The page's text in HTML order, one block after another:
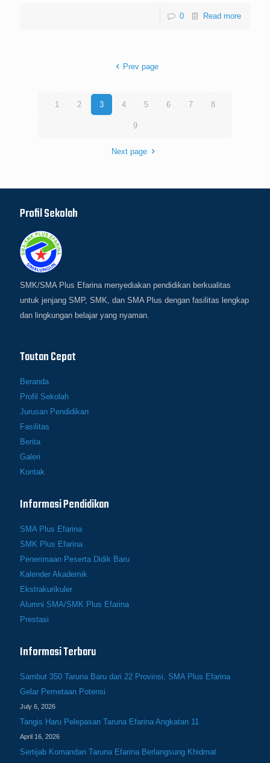
0 Read more
Prev page
1 2 3 4 5 6 7 8
9
Next page
Profil Sekolah
SMK/SMA Plus Efarina menyediakan pendidikan berkualitas
untuk jenjang SMP, SMK, dan SMA Plus dengan fasilitas lengkap
dan lingkungan belajar yang nyaman.
Tautan Cepat
Beranda
Profil Sekolah
Jurusan Pendidikan
Fasilitas
Berita
Galeri
Kontak
Informasi Pendidikan
SMA Plus Efarina
SMK Plus Efarina
Penerimaan Peserta Didik Baru
Kalender Akademik
Ekstrakurikuler
Alumni SMA/SMK Plus Efarina
Prestasi
Informasi Terbaru
Sambut 350 Taruna Baru dari 22 Provinsi, SMA Plus Efarina
Gelar Pemetaan Potensi
July 6, 2026
Tangis Haru Pelepasan Taruna Efarina Angkatan 11
April 16, 2026
Sertijab Komandan Taruna Efarina Berlangsung Khidmat